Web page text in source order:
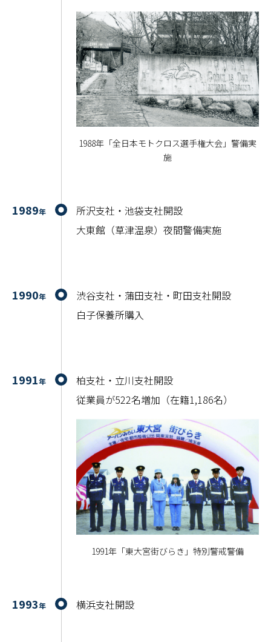
1988年「全日本モトクロス選手権大会」警備実
施
1989年
所沢支社・池袋支社開設
大東館（草津温泉）夜間警備実施
1990年
渋谷支社・蒲田支社・町田支社開設
白子保養所購入
1991年
柏支社・立川支社開設
従業員が522名増加（在籍1,186名）
1991年「東大宮街びらき」特別警戒警備
1993年 横浜支社開設